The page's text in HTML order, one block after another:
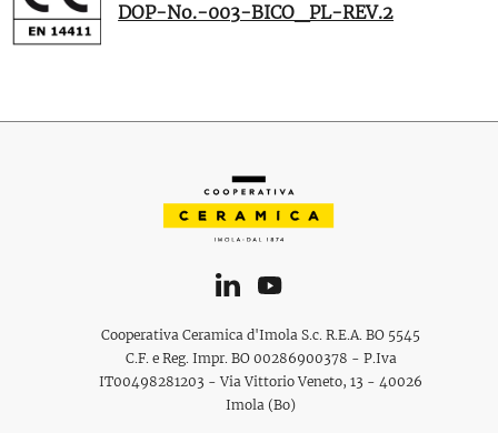
DOP-No.-003-BICO_PL-REV.2
Cooperativa Ceramica d'Imola S.c. R.E.A. BO 5545
C.F. e Reg. Impr. BO 00286900378 - P.Iva
IT00498281203 - Via Vittorio Veneto, 13 - 40026
Imola (Bo)